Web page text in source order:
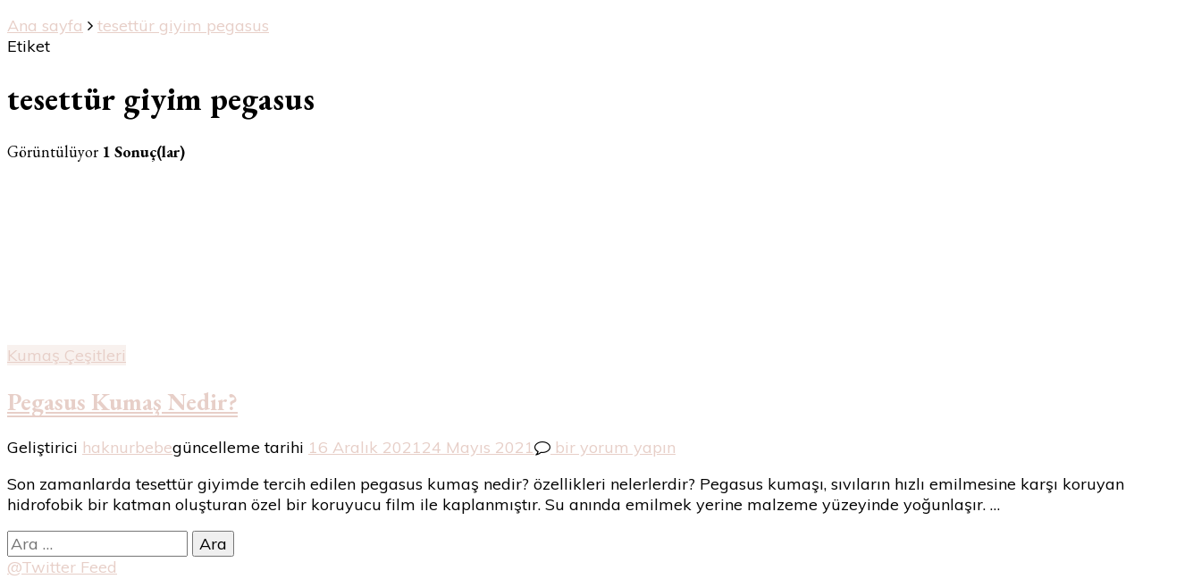
Ana sayfa
tesettür giyim pegasus
Etiket
tesettür giyim pegasus
Görüntülüyor 1 Sonuç(lar)
Kumaş Çeşitleri
Pegasus Kumaş Nedir?
Geliştirici haknurbebegüncelleme tarihi 16 Aralık 202124 Mayıs 2021
Pegasus
Nedir?
için
bir yorum yapın
Son zamanlarda tesettür giyimde tercih edilen pegasus kumaş nedir? özellikleri nelerlerdir? Pegasus kumaşı, sıvıların hızlı emilmesine karşı koruyan
hidrofobik bir katman oluşturan özel bir koruyucu film ile kaplanmıştır. Su anında emilmek yerine malzeme yüzeyinde yoğunlaşır. …
Arama:
@Twitter Feed